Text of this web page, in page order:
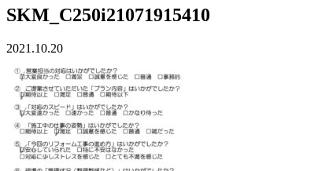
SKM_C250i21071915410
2021.10.20